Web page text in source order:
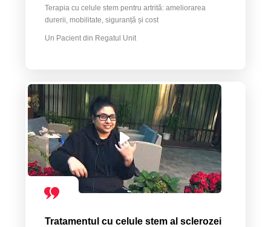
Terapia cu celule stem pentru artrită: ameliorarea
durerii, mobilitate, siguranță și cost
Un Pacient din Regatul Unit
Tratamentul cu celule stem al sclerozei